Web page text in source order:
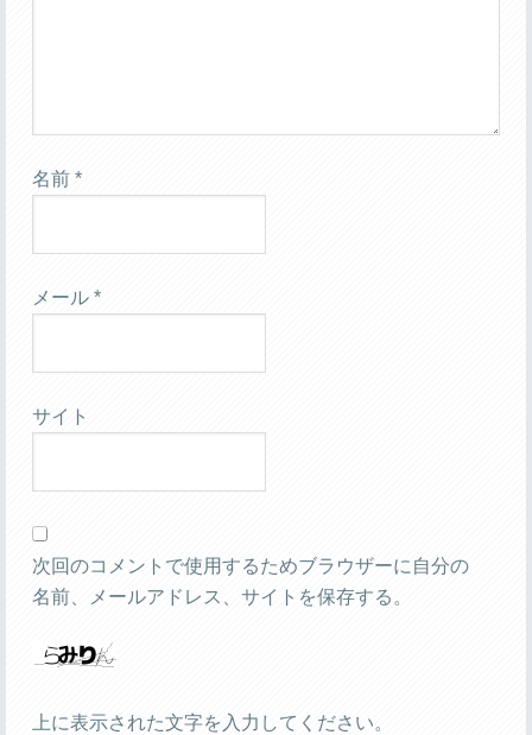
名前 *
メール *
サイト
次回のコメントで使用するためブラウザーに自分の
名前、メールアドレス、サイトを保存する。
上に表示された文字を入力してください。